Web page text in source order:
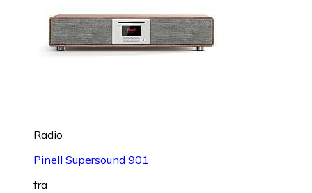
Radio
Pinell Supersound 901
fra